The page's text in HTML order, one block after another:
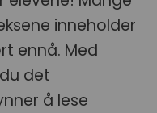
inneholder
ennå. Med
det
å lese